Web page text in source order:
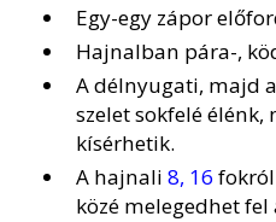
Egy-egy zápor
Hajnalban pára-,
A délnyugati, majd
szelet sokfelé élénk,
kísérhetik.
A hajnali 8, 16
közé melegedhet fel